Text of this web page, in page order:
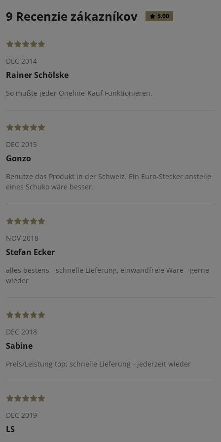
9 Recenzie zákazníkov 5.00
DEC 2014
Rainer Schölske
So müßte jeder Oneline-Kauf Funktionieren.
DEC 2015
Gonzo
Benutze das Produkt in der Schweiz. Ein Euro-Stecker anstelle
eines Schuko wäre besser.
NOV 2018
Stefan Ecker
alles bestens - schnelle Lieferung, einwandfreie Ware - gerne
wieder
DEC 2018
Sabine
Preis/Leistung top; schnelle Lieferung - jederzeit wieder
DEC 2019
LS